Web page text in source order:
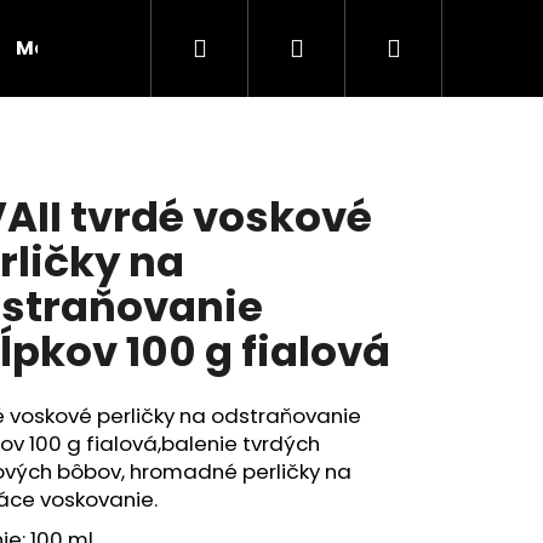
Moja objednávka RADY A INŠPIRÁCIE
Hľadať PrihlásenieNákupný
tvrdé voskové
na
100 g fialová
voskové perličky na odstraňovanie
100 g fialová,balenie tvrdých
bôbov, hromadné perličky na
voskovanie.